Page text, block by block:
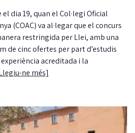
dia 19, quan el Col·legi Oficial
(COAC) va al·legar que el concurs
restringida per Llei, amb una
de cinc ofertes per part d’estudis
acreditada i la
ne més]